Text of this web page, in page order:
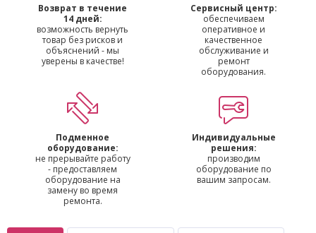
Возврат в течение
14 дней:
возможность вернуть
товар без рисков и
объяснений - мы
уверены в качестве!
Сервисный центр:
обеспечиваем
оперативное и
качественное
обслуживание и
ремонт
оборудования.
Подменное
оборудование:
не прерывайте работу
- предоставляем
оборудование на
замену во время
ремонта.
Индивидуальные
решения:
производим
оборудование по
вашим запросам.